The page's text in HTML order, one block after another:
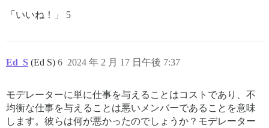
「いいね！」 5
Ed_S (Ed S) 2024 年 2 月 17 日午後 7:37
6
モデレーターに単に仕事を与えることはコストであり、不
均衡な仕事を与えることは悪いメンバーであることを意味
します。彼らは何が悪かったのでしょうか？モデレーター